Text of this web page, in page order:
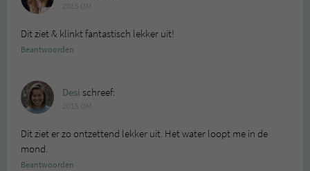
Dit ziet & klinkt fantastisch lekker uit!
Beantwoorden
Desi schreef:
Dit ziet er zo ontzettend lekker uit. Het water loopt me in de
mond.
Beantwoorden